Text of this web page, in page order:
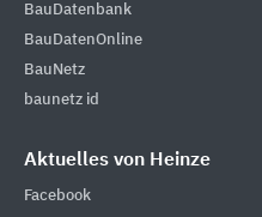
BauDatenbank
BauDatenOnline
BauNetz
baunetz id
Aktuelles von Heinze
Facebook